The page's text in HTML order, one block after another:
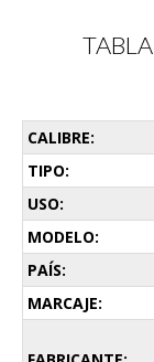
CALIBRE:
TIPO:
USO:
MODELO:
PAÍS:
MARCAJE: